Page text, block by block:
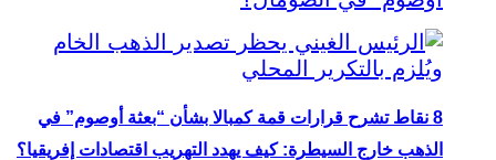
8 نقاط تشرح قرارات قمة كمبالا بشأن “بعثة أوصوم” في
الذهب خارج السيطرة: كيف يهدد التهريب اقتصادات إفريقيا؟